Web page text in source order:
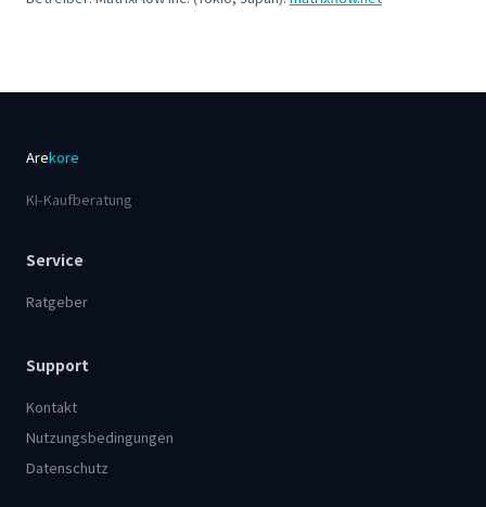
Arekore
KI-Kaufberatung
Service
Ratgeber
Support
Kontakt
Nutzungsbedingungen
Datenschutz